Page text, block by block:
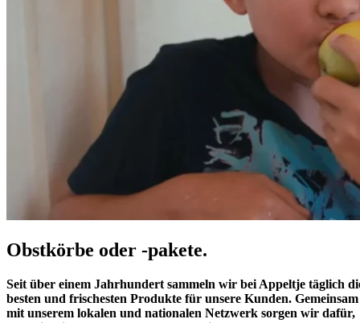
Obstkörbe oder -pakete.
Seit über einem Jahrhundert sammeln wir bei Appeltje täglich
besten und frischesten Produkte für unsere Kunden. Gemeinsam
mit unserem lokalen und nationalen Netzwerk sorgen wir dafür,